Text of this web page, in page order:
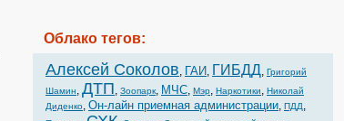
Облако тегов:
Алексей Соколов, ГАИ, ГИБДД, Григорий
Шамин, ДТП, Зоопарк, МЧС, Мэр, Наркотики, Николай
Диденко, Он-лайн приемная администрации, ПДД,